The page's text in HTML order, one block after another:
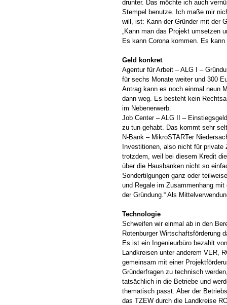
drunter. Das möchte ich auch
Stempel benutze. Ich maße mir
will, ist: Kann der Gründer mit der
„Kann man das Projekt umsetzen
Es kann Corona kommen. Es
Geld konkret
Agentur für Arbeit – ALG I –
für sechs Monate weiter und 300
Antrag kann es noch einmal neun
dann weg. Es besteht kein
im Nebenerwerb.
Job Center – ALG II –
zu tun gehabt. Das kommt sehr
N-Bank – MikroSTARTer
Investitionen, also nicht für
trotzdem, weil bei diesem Kredit
über die Hausbanken nicht so
Sondertilgungen ganz oder
und Regale im Zusammenhang
der Gründung.“ Als
Technologie
Schweifen wir einmal ab in den
Rotenburger Wirtschaftsförderung
Es ist ein Ingenieurbüro bezahlt
Landkreisen unter anderem VER,
gemeinsam mit einer
Gründerfragen zu technisch
tatsächlich in die Betriebe und
thematisch passt. Aber der
das TZEW durch die Landkreise